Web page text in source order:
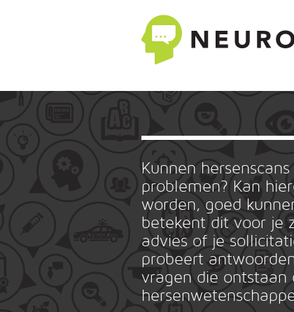
Kunnen
problemen? Kan
worden, goed
betekent dit voor je
advies of je
probeert
vragen die ontstaan